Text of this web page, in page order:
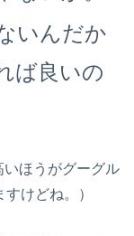
いんだか
ば良いの
いほうがグーグル
けどね。）